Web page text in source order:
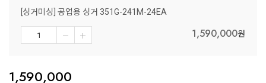
[싱거미싱] 공업용 싱거 351G-241M-24EA
1,590,000원
1,590,000